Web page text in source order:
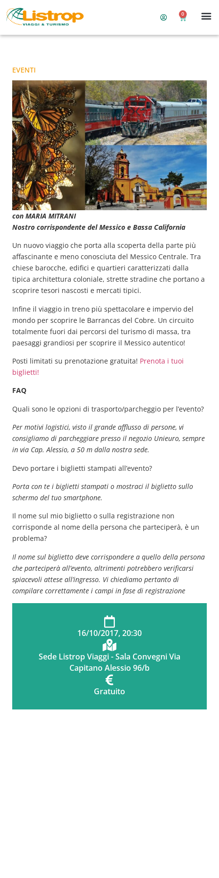
0
EVENTI
con MARIA MITRANI
Nostro corrispondente del Messico e Bassa California
Un nuovo viaggio che porta alla scoperta della parte più
affascinante e meno conosciuta del Messico Centrale. Tra
chiese barocche, edifici e quartieri caratterizzati dalla
tipica architettura coloniale, strette stradine che portano a
scoprire tesori nascosti e mercati tipici.
Infine il viaggio in treno più spettacolare e impervio del
mondo per scoprire le Barrancas del Cobre. Un circuito
totalmente fuori dai percorsi del turismo di massa, tra
paesaggi grandiosi per scoprire il Messico autentico!
Posti limitati su prenotazione gratuita! Prenota i tuoi
biglietti!
FAQ
Quali sono le opzioni di trasporto/parcheggio per l’evento?
Per motivi logistici, visto il grande afflusso di persone, vi
consigliamo di parcheggiare presso il negozio Unieuro, sempre
in via Cap. Alessio, a 50 m dalla nostra sede.
Devo portare i biglietti stampati all’evento?
Porta con te i biglietti stampati o mostraci il biglietto sullo
schermo del tuo smartphone.
Il nome sul mio biglietto o sulla registrazione non
corrisponde al nome della persona che parteciperà, è un
problema?
Il nome sul biglietto deve corrispondere a quello della persona
che parteciperà all’evento, altrimenti potrebbero verificarsi
spiacevoli attese all’ingresso. Vi chiediamo pertanto di
compilare correttamente i campi in fase di registrazione
16/10/2017, 20:30
Sede Listrop Viaggi - Sala Convegni Via
Capitano Alessio 96/b
Gratuito